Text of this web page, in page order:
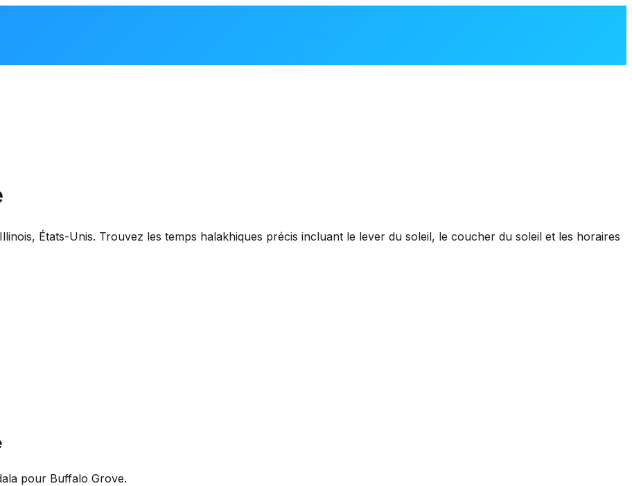
Illinois, États-Unis. Trouvez les temps halakhiques précis incluant le lever du soleil, le coucher du soleil et les horaires
pour Buffalo Grove.